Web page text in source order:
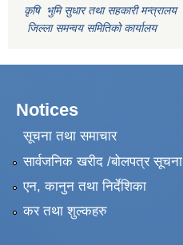
कृषि भुमि सुधार तथा सहकारी मन्त्रालय
जिल्ला समन्वय समितिको कार्यालय
Notices
सूचना तथा समाचार
सार्वजनिक खरीद /बोलपत्र सूचना
एन, कानुन तथा निर्देशिका
कर तथा शुल्कहरु